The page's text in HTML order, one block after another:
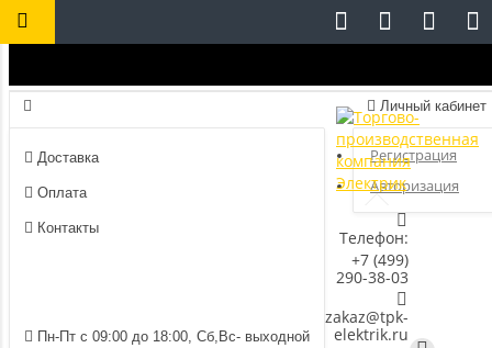
Доставка
Оплата
Контакты
Пн-Пт с 09:00 до 18:00, Сб,Вс- выходной
Личный кабинет
Регистрация
Авторизация
Телефон:
+7 (499)
290-38-03
zakaz@tpk-
elektrik.ru